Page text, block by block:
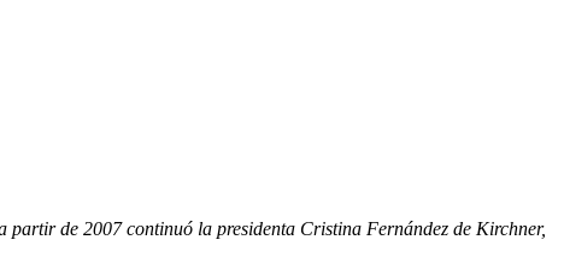
partir de 2007 continuó la presidenta Cristina Fernández de Kirchner,